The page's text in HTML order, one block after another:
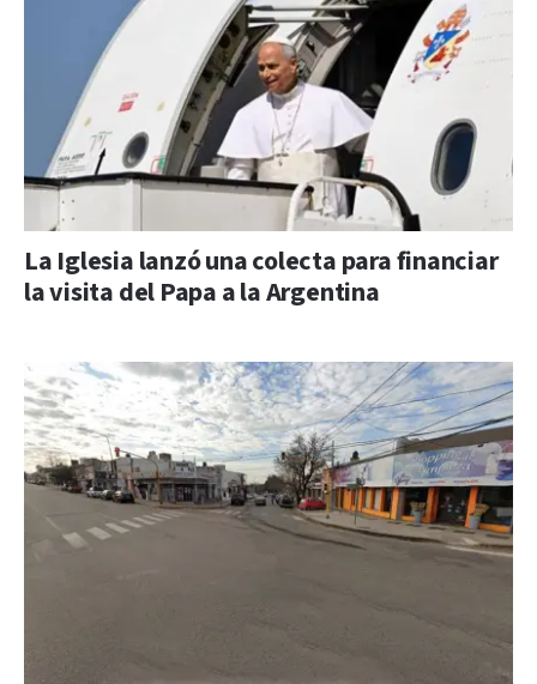
La Iglesia lanzó una colecta para financiar
la visita del Papa a la Argentina